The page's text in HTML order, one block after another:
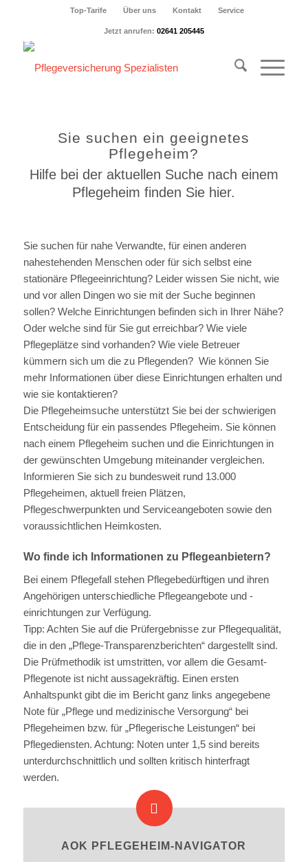
Top-Tarife Über uns Kontakt Service
Jetzt anrufen: 02641 205445
Sie suchen ein geeignetes
Pflegeheim?
Hilfe bei der aktuellen Suche nach einem
Pflegeheim finden Sie hier.
Sie suchen für nahe Verwandte, für einen anderen
nahestehenden Menschen oder für sich selbst eine
stationäre Pflegeeinrichtung? Leider wissen Sie nicht, wie
und vor allen Dingen wo sie mit der Suche beginnen
sollen? Welche Einrichtungen befinden sich in Ihrer Nähe?
Oder welche sind für Sie gut erreichbar? Wie viele
Pflegeplätze sind vorhanden? Wie viele Betreuer
kümmern sich um die zu Pflegenden? Wie können Sie
mehr Informationen über diese Einrichtungen erhalten und
wie sie kontaktieren?
Die Pflegeheimsuche unterstützt Sie bei der schwierigen
Entscheidung für ein passendes Pflegeheim. Sie können
nach einem Pflegeheim suchen und die Einrichtungen in
der gewünschten Umgebung miteinander vergleichen.
Informieren Sie sich zu bundesweit rund 13.000
Pflegeheimen, aktuell freien Plätzen,
Pflegeschwerpunkten und Serviceangeboten sowie den
voraussichtlichen Heimkosten.
Wo finde ich Informationen zu Pflegeanbietern?
Bei einem Pflegefall stehen Pflegebedürftigen und ihren
Angehörigen unterschiedliche Pflegeangebote und -
einrichtungen zur Verfügung.
Tipp: Achten Sie auf die Prüfergebnisse zur Pflegequalität,
die in den „Pflege-Transparenzberichten“ dargestellt sind.
Die Prüfmethodik ist umstritten, vor allem die Gesamt-
Pflegenote ist nicht aussagekräftig. Einen ersten
Anhaltspunkt gibt die im Bericht ganz links angegebene
Note für „Pflege und medizinische Versorgung“ bei
Pflegeheimen bzw. für „Pflegerische Leistungen“ bei
Pflegediensten. Achtung: Noten unter 1,5 sind bereits
unterdurchschnittlich und sollten kritisch hinterfragt
werden.
AOK PFLEGEHEIM-NAVIGATOR